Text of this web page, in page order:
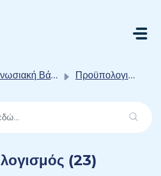
Βάση
Προϋπολογισμός και Στόχοι
(23)